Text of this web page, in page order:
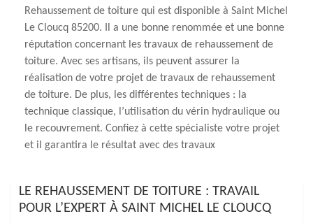
Rehaussement de toiture qui est disponible à Saint Michel
Le Cloucq 85200. Il a une bonne renommée et une bonne
réputation concernant les travaux de rehaussement de
toiture. Avec ses artisans, ils peuvent assurer la
réalisation de votre projet de travaux de rehaussement
de toiture. De plus, les différentes techniques : la
technique classique, l’utilisation du vérin hydraulique ou
le recouvrement. Confiez à cette spécialiste votre projet
et il garantira le résultat avec des travaux
LE REHAUSSEMENT DE TOITURE : TRAVAIL
POUR L’EXPERT À SAINT MICHEL LE CLOUCQ